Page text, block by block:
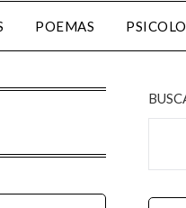
POEMAS